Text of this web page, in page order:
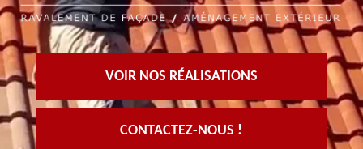
VOIR NOS RÉALISATIONS
CONTACTEZ-NOUS !